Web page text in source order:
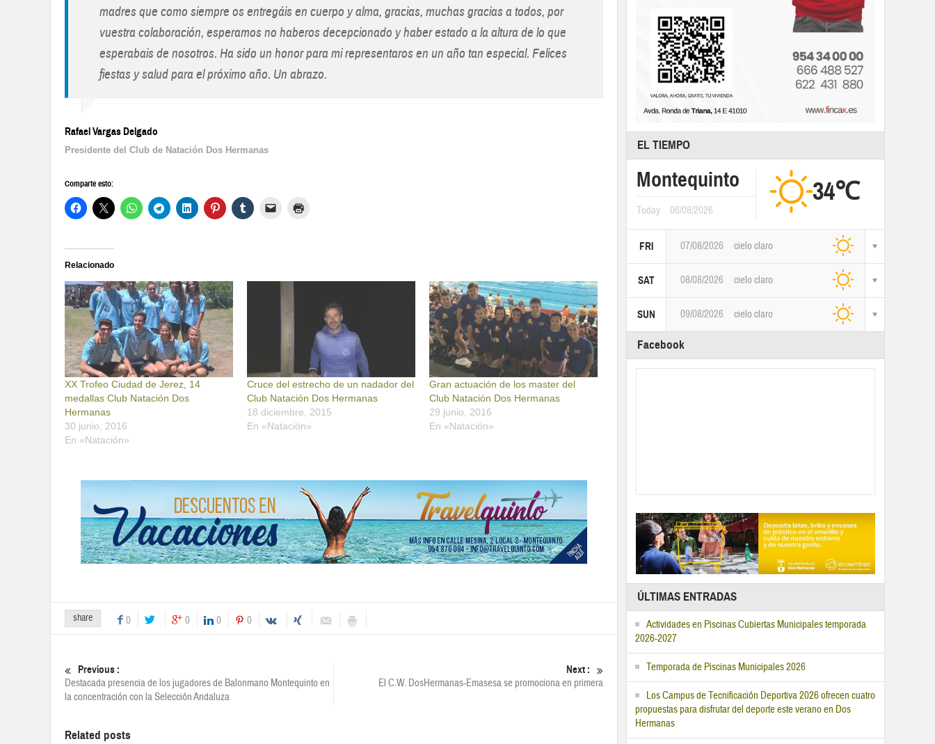
madres que como siempre os entregáis en cuerpo y alma, gracias, muchas gracias a todos, por
vuestra colaboración, esperamos no haberos decepcionado y haber estado a la altura de lo que
esperabais de nosotros. Ha sido un honor para mi representaros en un año tan especial. Felices
fiestas y salud para el próximo año. Un abrazo.
Rafael Vargas Delgado
Presidente del Club de Natación Dos Hermanas
Comparte esto:
Relacionado
XX Trofeo Ciudad de Jerez, 14
medallas Club Natación Dos
Hermanas
30 junio, 2016
En «Natación»
Cruce del estrecho de un nadador del
Club Natación Dos Hermanas
18 diciembre, 2015
En «Natación»
Gran actuación de los master del
Club Natación Dos Hermanas
29 junio, 2016
En «Natación»
share 0 0 0 0
Previous :
Destacada presencia de los jugadores de Balonmano Montequinto en
la concentración con la Selección Andaluza
Next :
El C.W. DosHermanas-Emasesa se promociona en primera
Related posts
EL TIEMPO
Montequinto
Today 06/08/2026
34℃
FRI 07/08/2026 cielo claro
SAT 08/08/2026 cielo claro
SUN 09/08/2026 cielo claro
Facebook
ÚLTIMAS ENTRADAS
Actividades en Piscinas Cubiertas Municipales temporada
2026-2027
Temporada de Piscinas Municipales 2026
Los Campus de Tecnificación Deportiva 2026 ofrecen cuatro
propuestas para disfrutar del deporte este verano en Dos
Hermanas